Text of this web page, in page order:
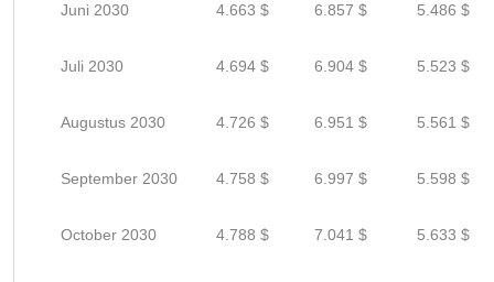
Juni 2030 4.663 $ 6.857 $ 5.486 $
Juli 2030 4.694 $ 6.904 $ 5.523 $
Augustus 2030 4.726 $ 6.951 $ 5.561 $
September 2030 4.758 $ 6.997 $ 5.598 $
October 2030 4.788 $ 7.041 $ 5.633 $